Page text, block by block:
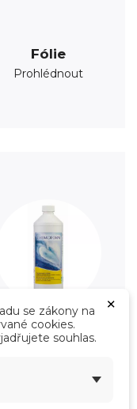
Fólie
Prohlédnout
×
se zákony na
cookies.
souhlas.